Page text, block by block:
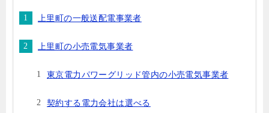
上里町の一般送配電事業者
上里町の小売電気事業者
東京電力パワーグリッド管内の小売電気事業者
契約する電力会社は選べる